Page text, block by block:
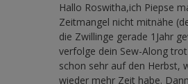
Hallo Roswitha,ich Piepse
Zeitmangel nicht mitnähe
die Zwillinge gerade 1Jahr
verfolge dein Sew-Along
schon sehr auf den Herbst,
wieder mehr Zeit habe.